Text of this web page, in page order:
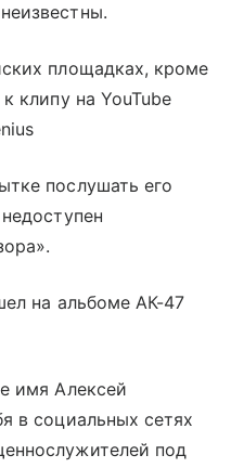
площадках, кроме
клипу на YouTube
послушать его
на альбоме АК-47
имя Алексей
в социальных сетях
под